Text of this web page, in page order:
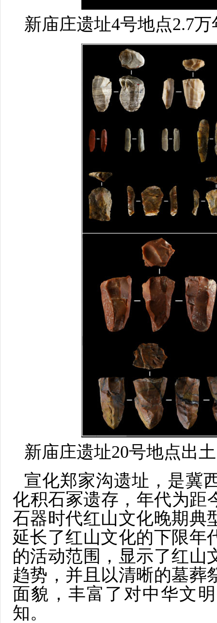
新庙庄遗址4号地点2.7
新庙庄遗址20号地点出
宣化郑家沟遗址，是冀
化积石冢遗存，年代为距
石器时代红山文化晚期典
延长了红山文化的下限年
的活动范围，显示了红山
趋势，并且以清晰的墓葬
面貌，丰富了对中华文
知。